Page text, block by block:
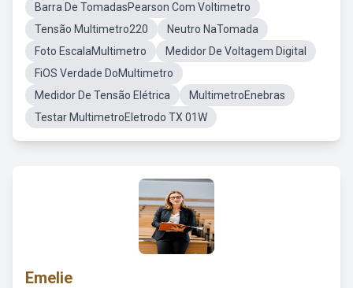
Barra De TomadasPearson Com Voltimetro
Tensão Multimetro220
Neutro NaTomada
Foto EscalaMultimetro
Medidor De Voltagem Digital
FiOS Verdade DoMultimetro
Medidor De Tensão Elétrica
MultimetroEnebras
Testar MultimetroEletrodo TX 01W
Emelie